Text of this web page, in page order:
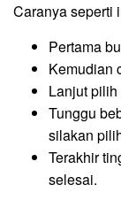
Caranya seperti
Pertama
Kemudian
Lanjut pilih
Tunggu
silakan
Terakhir
selesai.